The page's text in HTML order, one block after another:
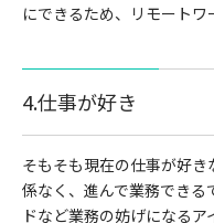
にできるため、リモートワ
4.仕事が好き
そもそも現在の仕事が好
係なく、進んで業務できる
ドなど業務の妨げになる